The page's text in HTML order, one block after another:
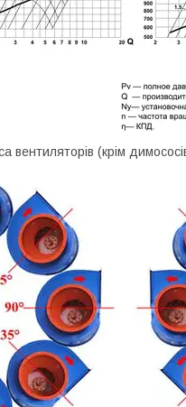
вентиляторів (крім